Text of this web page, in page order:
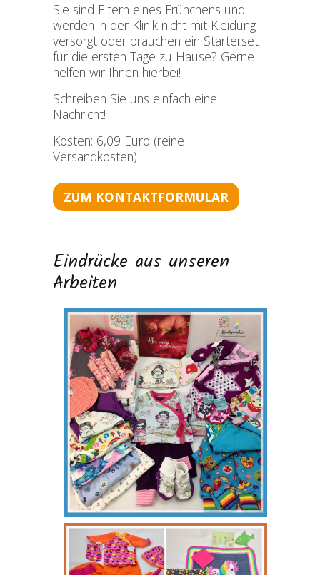
Sie sind Eltern eines Frühchens und
werden in der Klinik nicht mit Kleidung
versorgt oder brauchen ein Starterset
für die ersten Tage zu Hause? Gerne
helfen wir Ihnen hierbei!
Schreiben Sie uns einfach eine
Nachricht!
Kosten: 6,09 Euro (reine
Versandkosten)
ZUM KONTAKTFORMULAR
Eindrücke aus unseren
Arbeiten